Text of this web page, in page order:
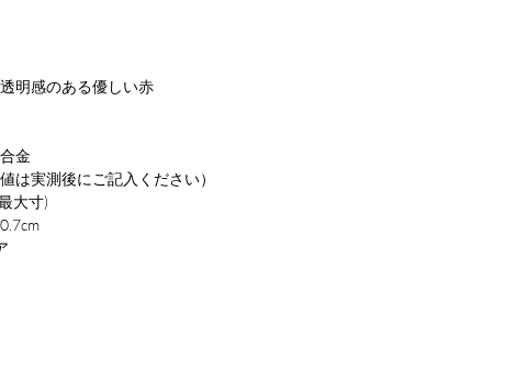
明感のある優しい赤
金
は実測後にご記入ください）
大寸)